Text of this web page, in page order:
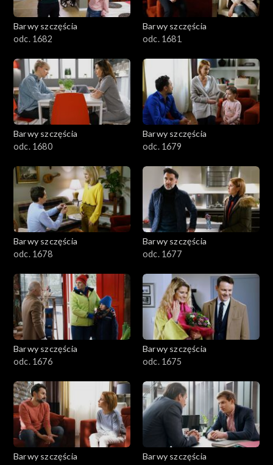
Barwy szczęścia
odc. 1682
Barwy szczęścia
odc. 1681
Barwy szczęścia
odc. 1680
Barwy szczęścia
odc. 1679
Barwy szczęścia
odc. 1678
Barwy szczęścia
odc. 1677
Barwy szczęścia
odc. 1676
Barwy szczęścia
odc. 1675
Barwy szczęścia
Barwy szczęścia